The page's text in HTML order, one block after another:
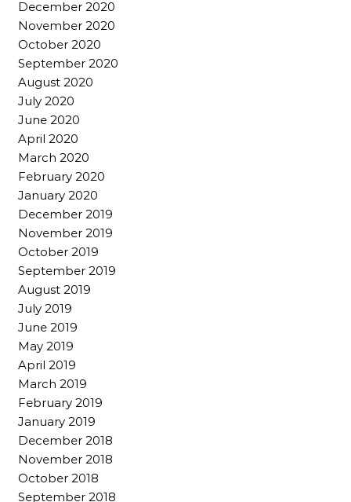
December 2020
November 2020
October 2020
September 2020
August 2020
July 2020
June 2020
April 2020
March 2020
February 2020
January 2020
December 2019
November 2019
October 2019
September 2019
August 2019
July 2019
June 2019
May 2019
April 2019
March 2019
February 2019
January 2019
December 2018
November 2018
October 2018
September 2018